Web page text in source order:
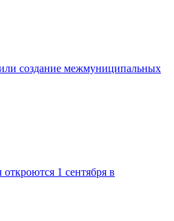
создание межмуниципальных
1 сентября в